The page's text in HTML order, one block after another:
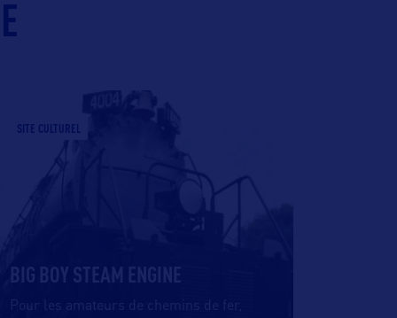
SITE CULTUREL
BIG BOY STEAM ENGINE
Pour les amateurs de chemins de fer,